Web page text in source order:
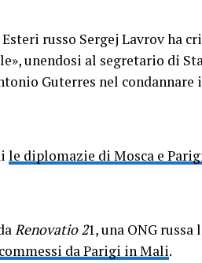
russo Sergej Lavrov ha
unendosi al segretario di
Guterres nel condannare
le diplomazie di Mosca e
Renovatio 21, una ONG russa
da Parigi in Mali.